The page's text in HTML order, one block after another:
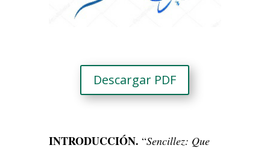
Descargar PDF
INTRODUCCIÓN. “Sencillez: Que